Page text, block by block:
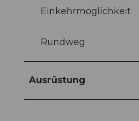
Einkehrmöglichkeit
Rundweg
Ausrüstung